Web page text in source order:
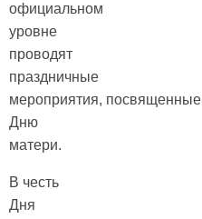
официальном
уровне
проводят
праздничные
мероприятия, посвященные
Дню
матери.
В честь
Дня